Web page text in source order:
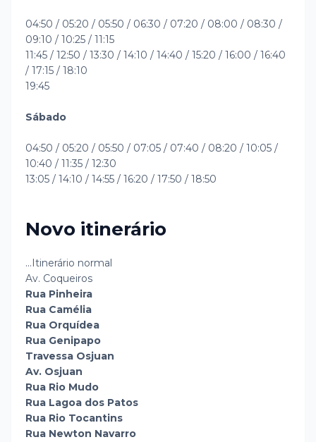
04:50 / 05:20 / 05:50 / 06:30 / 07:20 / 08:00 / 08:30 /
09:10 / 10:25 / 11:15
11:45 / 12:50 / 13:30 / 14:10 / 14:40 / 15:20 / 16:00 / 16:40
/ 17:15 / 18:10
19:45
Sábado
04:50 / 05:20 / 05:50 / 07:05 / 07:40 / 08:20 / 10:05 /
10:40 / 11:35 / 12:30
13:05 / 14:10 / 14:55 / 16:20 / 17:50 / 18:50
Novo itinerário
...Itinerário normal
Av. Coqueiros
Rua Pinheira
Rua Camélia
Rua Orquídea
Rua Genipapo
Travessa Osjuan
Av. Osjuan
Rua Rio Mudo
Rua Lagoa dos Patos
Rua Rio Tocantins
Rua Newton Navarro